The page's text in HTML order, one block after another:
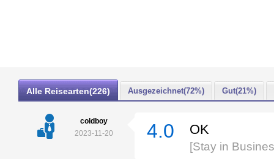
Alle Reisearten(226) Ausgezeichnet(72%) Gut(21%)
coldboy
2023-11-20
4.0 OK
[Stay in